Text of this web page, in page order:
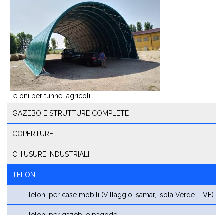
Teloni per tunnel agricoli
GAZEBO E STRUTTURE COMPLETE
COPERTURE
CHIUSURE INDUSTRIALI
TELONI
Teloni per case mobili (Villaggio Isamar, Isola Verde – VE)